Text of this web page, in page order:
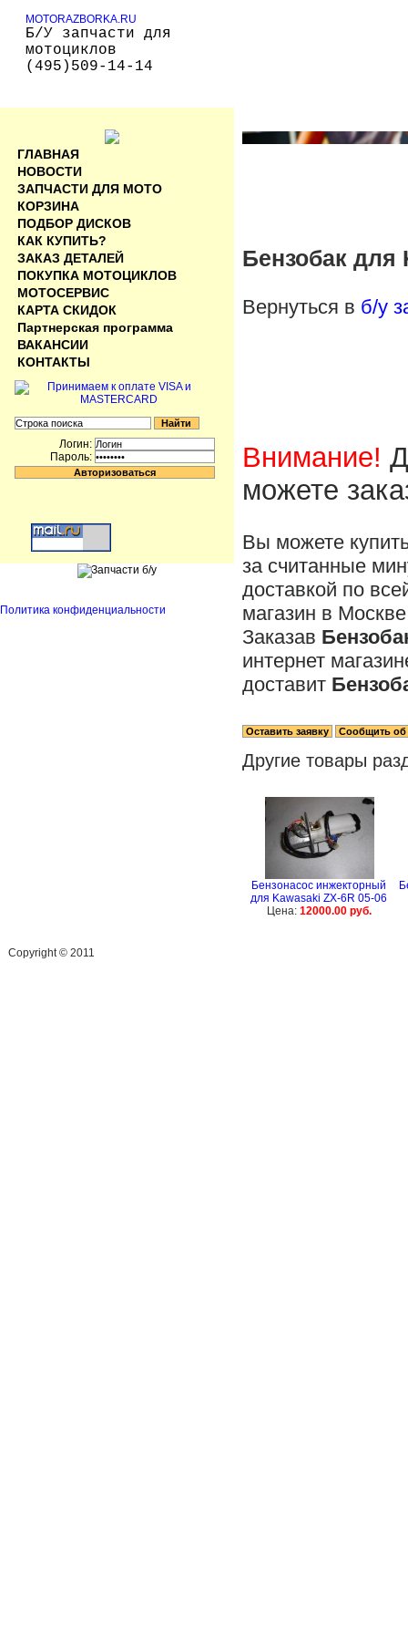
MOTORAZBORKA.RU
Б/У запчасти для
мотоциклов
(495)509-14-14
Бензобак для
Вернуться в б/у
Внимание!
можете
Вы можете
за считанные
доставкой по
магазин в
Заказав
интернет
доставит
Другие товары
Бензонасос инжекторный
для Kawasaki ZX-6R 05-06
Цена: 12000.00 руб.
ГЛАВНАЯ
НОВОСТИ
ЗАПЧАСТИ ДЛЯ МОТО
КОРЗИНА
ПОДБОР ДИСКОВ
КАК КУПИТЬ?
ЗАКАЗ ДЕТАЛЕЙ
ПОКУПКА МОТОЦИКЛОВ
МОТОСЕРВИС
КАРТА СКИДОК
Партнерская программа
ВАКАНСИИ
КОНТАКТЫ
Логин:
Пароль:
Политика конфиденциальности
Сopyright © 2011